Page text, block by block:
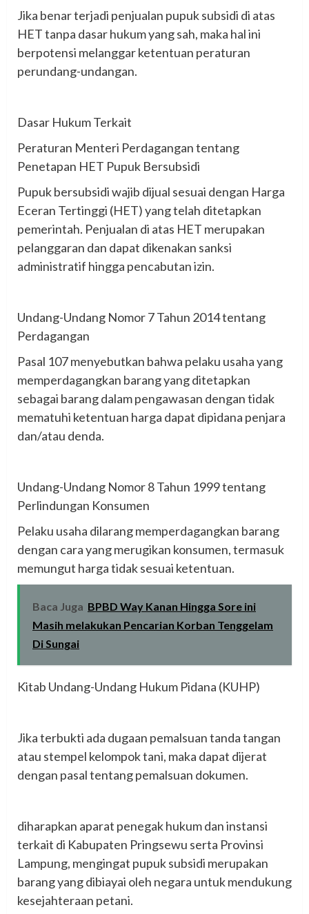
‎Jika benar terjadi penjualan pupuk subsidi di atas
HET tanpa dasar hukum yang sah, maka hal ini
berpotensi melanggar ketentuan peraturan
perundang-undangan.
‎Dasar Hukum Terkait
‎Peraturan Menteri Perdagangan tentang
Penetapan HET Pupuk Bersubsidi
‎Pupuk bersubsidi wajib dijual sesuai dengan Harga
Eceran Tertinggi (HET) yang telah ditetapkan
pemerintah. Penjualan di atas HET merupakan
pelanggaran dan dapat dikenakan sanksi
administratif hingga pencabutan izin.
‎Undang-Undang Nomor 7 Tahun 2014 tentang
Perdagangan
‎Pasal 107 menyebutkan bahwa pelaku usaha yang
memperdagangkan barang yang ditetapkan
sebagai barang dalam pengawasan dengan tidak
mematuhi ketentuan harga dapat dipidana penjara
dan/atau denda.
‎Undang-Undang Nomor 8 Tahun 1999 tentang
Perlindungan Konsumen
‎Pelaku usaha dilarang memperdagangkan barang
dengan cara yang merugikan konsumen, termasuk
memungut harga tidak sesuai ketentuan.
Baca Juga BPBD Way Kanan Hingga Sore ini
Masih melakukan Pencarian Korban Tenggelam
Di Sungai
‎Kitab Undang-Undang Hukum Pidana (KUHP)
‎Jika terbukti ada dugaan pemalsuan tanda tangan
atau stempel kelompok tani, maka dapat dijerat
dengan pasal tentang pemalsuan dokumen.
‎diharapkan aparat penegak hukum dan instansi
terkait di Kabupaten Pringsewu serta Provinsi
Lampung, mengingat pupuk subsidi merupakan
barang yang dibiayai oleh negara untuk mendukung
kesejahteraan petani.